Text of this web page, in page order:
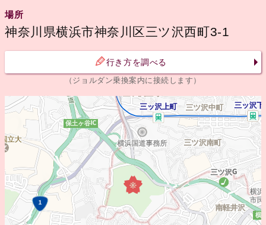
場所
神奈川県横浜市神奈川区三ツ沢西町3-1
行き方を調べる
（ジョルダン乗換案内に接続します）